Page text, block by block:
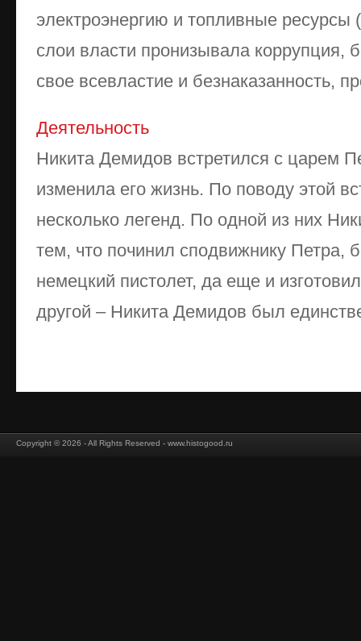
электроэнергию и топливные ресурсы
слои власти пронизывала коррупция,
свое всевластие и безнаказанность,
Деятельность
Никита Демидов встретился с царем
изменила его жизнь. По поводу этой
несколько легенд. По одной из них
тем, что починил сподвижнику Петра,
немецкий пистолет, да еще и
другой – Никита Демидов был
Copyright © 2026 - All Rights Reserved - www.histogood.ru